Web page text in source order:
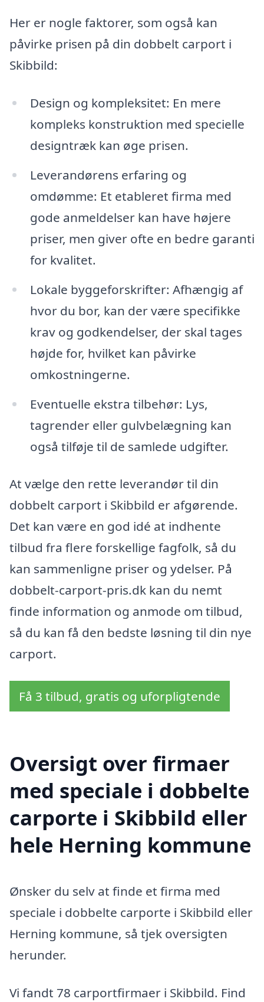
Her er nogle faktorer, som også kan
påvirke prisen på din dobbelt carport i
Skibbild:
Design og kompleksitet: En mere
kompleks konstruktion med specielle
designtræk kan øge prisen.
Leverandørens erfaring og
omdømme: Et etableret firma med
gode anmeldelser kan have højere
priser, men giver ofte en bedre garanti
for kvalitet.
Lokale byggeforskrifter: Afhængig af
hvor du bor, kan der være specifikke
krav og godkendelser, der skal tages
højde for, hvilket kan påvirke
omkostningerne.
Eventuelle ekstra tilbehør: Lys,
tagrender eller gulvbelægning kan
også tilføje til de samlede udgifter.
At vælge den rette leverandør til din
dobbelt carport i Skibbild er afgørende.
Det kan være en god idé at indhente
tilbud fra flere forskellige fagfolk, så du
kan sammenligne priser og ydelser. På
dobbelt-carport-pris.dk kan du nemt
finde information og anmode om tilbud,
så du kan få den bedste løsning til din nye
carport.
Få 3 tilbud, gratis og uforpligtende
Oversigt over firmaer
med speciale i dobbelte
carporte i Skibbild eller
hele Herning kommune
Ønsker du selv at finde et firma med
speciale i dobbelte carporte i Skibbild eller
Herning kommune, så tjek oversigten
herunder.
Vi fandt 78 carportfirmaer i Skibbild. Find